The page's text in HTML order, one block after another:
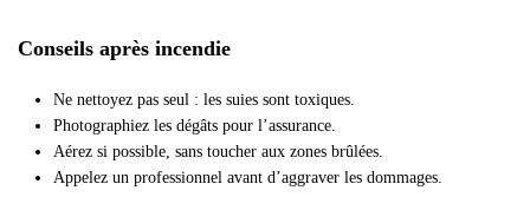
Conseils après incendie
Ne nettoyez pas seul : les suies sont toxiques.
Photographiez les dégâts pour l’assurance.
Aérez si possible, sans toucher aux zones brûlées.
Appelez un professionnel avant d’aggraver les dommages.